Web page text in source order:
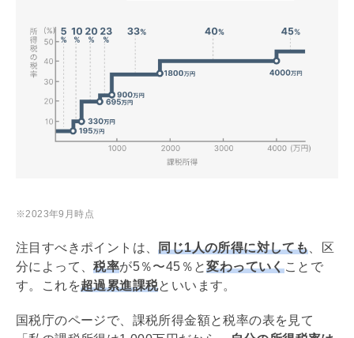
※2023年9月時点
注目すべきポイントは、同じ1人の所得に対しても 、区
分によって、税率が5％〜45％と変わっていくことで
す。これを超過累進課税といいます。
国税庁のページで、課税所得金額と税率の表を見て